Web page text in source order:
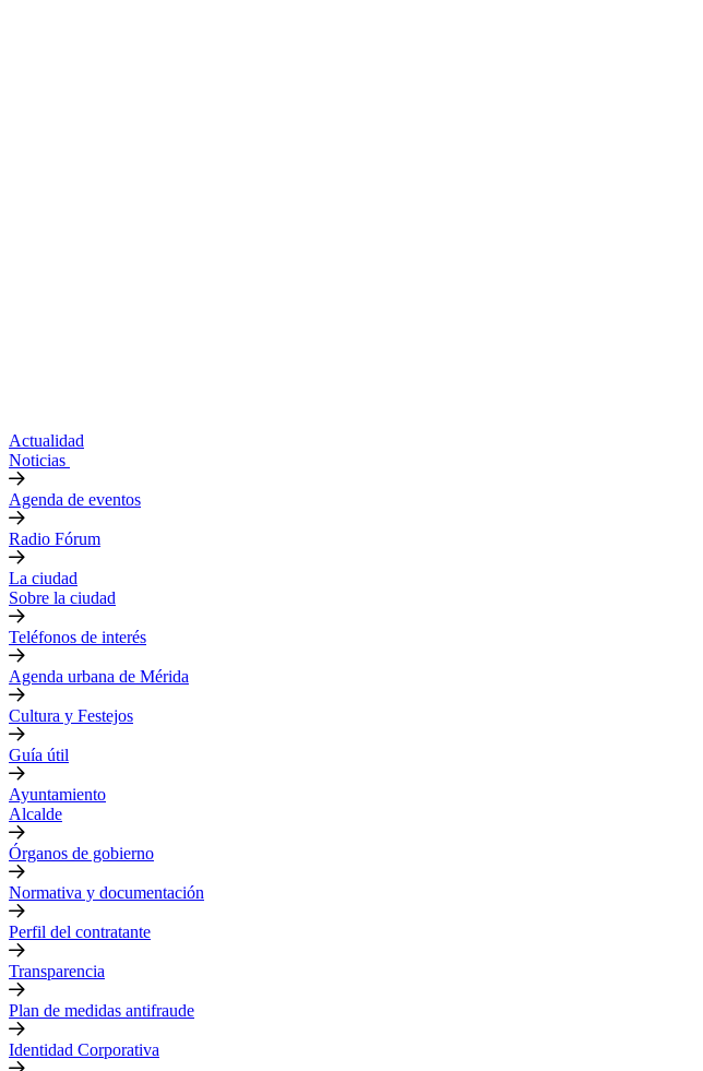
Actualidad
Noticias
Agenda de eventos
Radio Fórum
La ciudad
Sobre la ciudad
Teléfonos de interés
Agenda urbana de Mérida
Cultura y Festejos
Guía útil
Ayuntamiento
Alcalde
Órganos de gobierno
Normativa y documentación
Perfil del contratante
Transparencia
Plan de medidas antifraude
Identidad Corporativa